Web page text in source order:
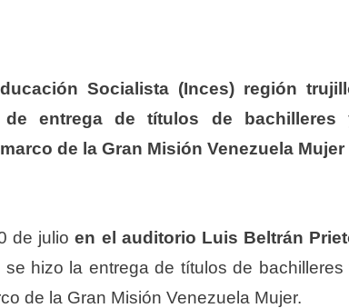
Socialista (Inces) región
entrega de títulos de bachilleres
de la Gran Misión Venezuela Mujer
de julioen el auditorio Luis Beltrán
se hizo la entrega de títulos de bachilleres
de la Gran Misión Venezuela Mujer.